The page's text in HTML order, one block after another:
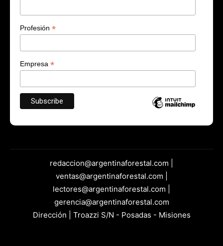
Profesión *
Empresa *
redaccion@argentinaforestal.com |
ventas@argentinaforestal.com |
lectores@argentinaforestal.com |
gerencia@argentinaforestal.com
Dirección | Troazzi S/N - Posadas - Misiones